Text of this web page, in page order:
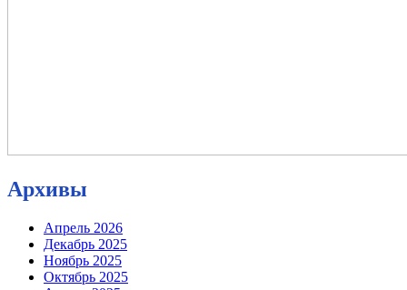
Архивы
Апрель 2026
Декабрь 2025
Ноябрь 2025
Октябрь 2025